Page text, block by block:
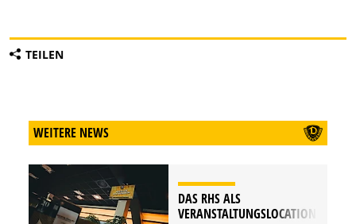
TEILEN
WEITERE NEWS
DAS RHS ALS
VERANSTALTUNGSLOCATION